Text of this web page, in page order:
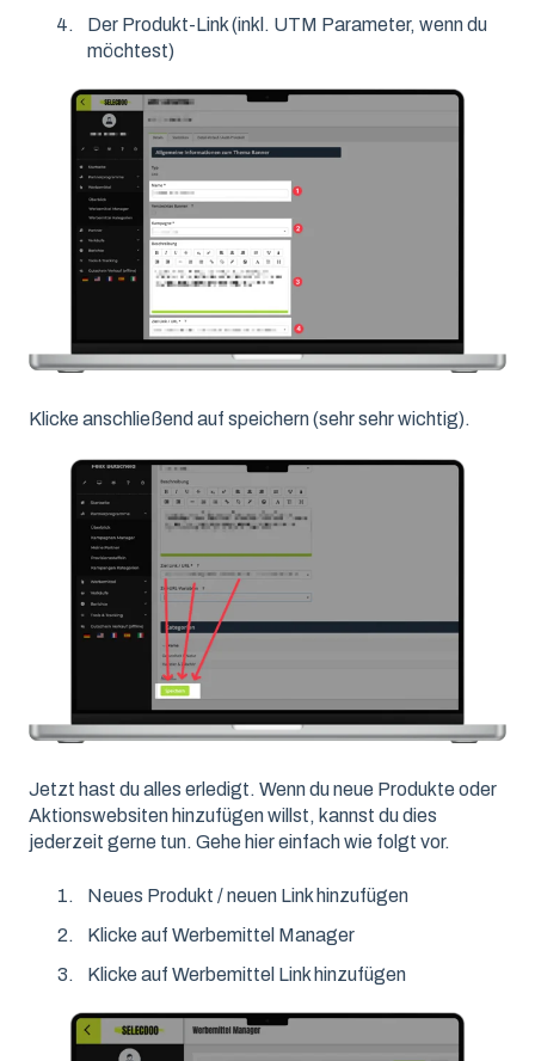
Der Produkt-Link (inkl. UTM Parameter, wenn du
möchtest)
Klicke anschließend auf speichern (sehr sehr wichtig).
Jetzt hast du alles erledigt. Wenn du neue Produkte oder
Aktionswebsiten hinzufügen willst, kannst du dies
jederzeit gerne tun. Gehe hier einfach wie folgt vor.
Neues Produkt / neuen Link hinzufügen
Klicke auf Werbemittel Manager
Klicke auf Werbemittel Link hinzufügen